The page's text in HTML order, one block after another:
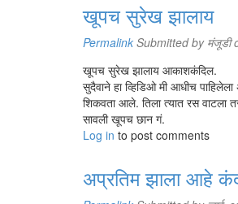
खूपच सुरेख झालाय
Permalink Submitted by मंजूडी
खूपच सुरेख झालाय आकाशकंदिल.
सुदैवाने हा व्हिडिओ मी आधीच
शिकवता आले. तिला त्यात रस वाटला
सावली खूपच छान गं.
Log in to post comments
अप्रतिम झाला आहे